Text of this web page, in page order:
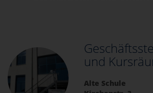
und
Alte Schule